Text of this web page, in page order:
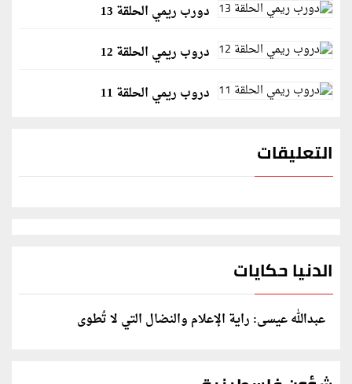
دورب ريمي الحلقة 13
دروب ريمي الحلقة 12
دروب ريمي الحلقة 11
التعليقات
الدنيا حكايات
عبدالله عيسى: راية الإعلام والنضال التي لا تُطوى